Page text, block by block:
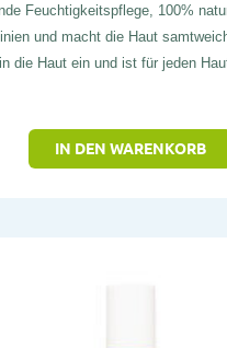
Feuchtigkeitspflege, 100%
und macht die Haut
die Haut ein und ist für jeden
IN DEN WARENKORB